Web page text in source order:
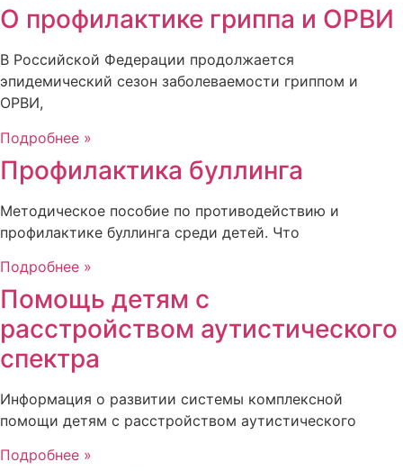
О профилактике гриппа и ОРВИ
В Российской Федерации продолжается
эпидемический сезон заболеваемости гриппом и
ОРВИ,
Подробнее »
Профилактика буллинга
Методическое пособие по противодействию и
профилактике буллинга среди детей. Что
Подробнее »
Помощь детям с
расстройством аутистического
спектра
Информация о развитии системы комплексной
помощи детям с расстройством аутистического
Подробнее »